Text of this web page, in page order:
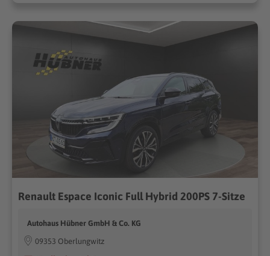
Renault Espace Iconic Full Hybrid 200PS 7-Sitze
Autohaus Hübner GmbH & Co. KG
09353 Oberlungwitz